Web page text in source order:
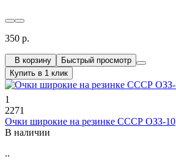
350 р.
В корзину
Быстрый просмотр
Купить в 1 клик
1
2271
Очки широкие на резинке СССР ОЗЗ-10
В наличии
..